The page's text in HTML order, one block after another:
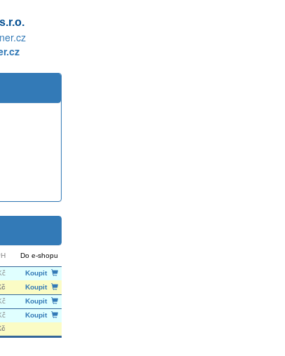
Do e-shopu
Koupit
Koupit
Koupit
Koupit